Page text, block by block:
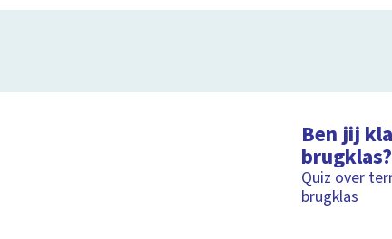
Ben jij
brugklas?
Quiz over
brugklas